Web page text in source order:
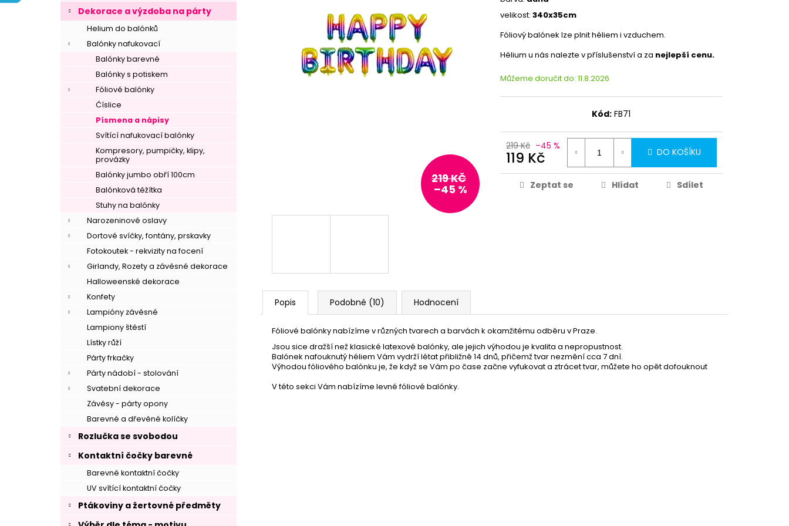
Dekorace a výzdoba na párty
Helium do balónků
Balónky nafukovací
Balónky barevné
Balónky s potiskem
Fóliové balónky
Číslice
Písmena a nápisy
Svítící nafukovací balónky
Kompresory, pumpičky, klipy,
provázky
Balónky jumbo obří 100cm
Balónková těžítka
Stuhy na balónky
Narozeninové oslavy
Dortové svíčky, fontány, prskavky
Fotokoutek - rekvizity na focení
Girlandy, Rozety a závěsné dekorace
Halloweenské dekorace
Konfety
Lampióny závěsné
Lampiony štěstí
Lístky růží
Párty frkačky
Párty nádobí - stolování
Svatební dekorace
Závěsy - párty opony
Barevné a dřevěné kolíčky
Rozlučka se svobodou
Kontaktní čočky barevné
Barevné kontaktní čočky
UV svítící kontaktní čočky
Ptákoviny a žertovné předměty
velikost: 340x35cm
Fóliový balónek lze plnit héliem i vzduchem.
Hélium u nás nalezte v příslušenství a za nejlepší cenu.
Můžeme doručit do: 11.8.2026
Kód: FB71
219 Kč –45 %
119 Kč DO KOŠÍKU
Zeptat se Hlídat Sdílet
219 KČ
–45 %
Popis Podobné (10) Hodnocení
Fóliové balónky nabízíme v různých tvarech a barvách k okamžitému odběru v Praze.
Jsou sice dražší než klasické latexové balónky, ale jejich výhodou je kvalita a nepropustnost.
Balónek nafouknutý héliem Vám vydrží létat přibližně 14 dnů, přičemž tvar nezmění cca 7 dní.
Výhodou fóliového balónku je, že když se Vám po čase začne vyfukovat a ztrácet tvar, můžete ho opět dofouknout
V této sekci Vám nabízíme levné fóliové balónky.
Partykostym.cz - online